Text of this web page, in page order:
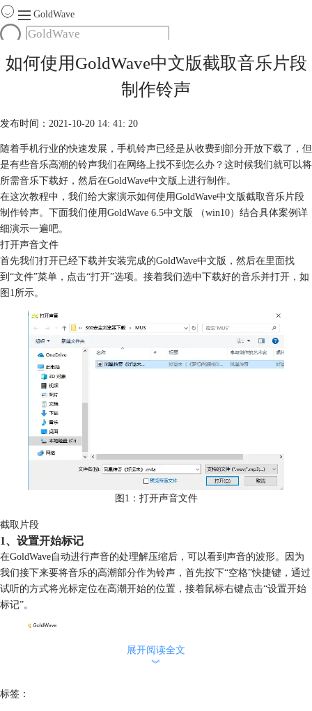
GoldWave
首页
产品
购买
如何使用GoldWave中文版截取音乐片段
制作铃声
发布时间：2021-10-20 14: 41: 20
随着手机行业的快速发展，手机铃声已经是从收费到部分开放下载了，但
是有些音乐高潮的铃声我们在网络上找不到怎么办？这时候我们就可以将
所需音乐下载好，然后在GoldWave中文版上进行制作。
在这次教程中，我们给大家演示如何使用GoldWave中文版截取音乐片段
制作铃声。下面我们使用GoldWave 6.5中文版 （win10）结合具体案例详
细演示一遍吧。
打开声音文件
首先我们打开已经下载并安装完成的GoldWave中文版，然后在里面找
到“文件”菜单，点击“打开”选项。接着我们选中下载好的音乐并打开，如
图1所示。
图1：打开声音文件
截取片段
1、设置开始标记
在GoldWave自动进行声音的处理解压缩后，可以看到声音的波形。因为
我们接下来要将音乐的高潮部分作为铃声，首先按下“空格”快捷键，通过
试听的方式将光标定位在高潮开始的位置，接着鼠标右键点击“设置开始
标记”。
展开阅读全文
︾
标签：